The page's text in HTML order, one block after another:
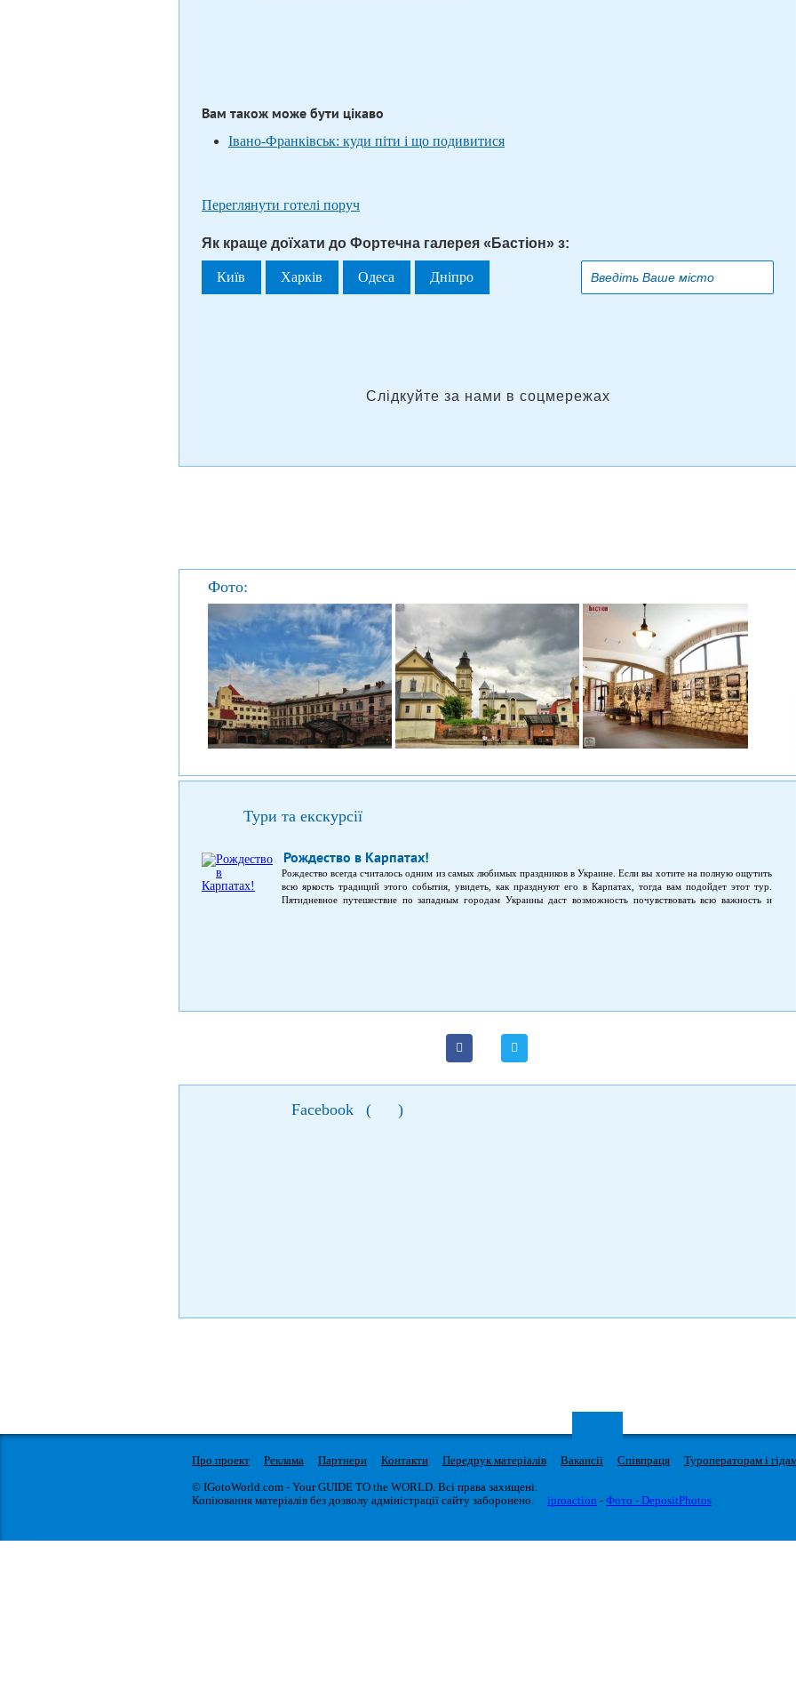
Вам також може бути цікаво
Івано-Франківськ: куди піти і що подивитися
Переглянути готелі поруч
Як краще доїхати до Фортечна галерея «Бастіон» з:
Київ Харків Одеса Дніпро
Слідкуйте за нами в соцмережах
Фото:
Тури та екскурсії
Рождество в Карпатах!
Рождество всегда считалось одним из самых любимых праздников в Украине. Если вы хотите на полную ощутить
всю яркость традиций этого события, увидеть, как празднуют его в Карпатах, тогда вам подойдет этот тур.
Пятидневное путешествие по западным городам Украины даст возможность почувствовать всю важность и
Facebook ( )
Про проект Реклама Партнери Контакти Передрук матеріалів Вакансії Співпраця Туроператорам і
© IGotoWorld.com - Your GUIDE TO the WORLD. Всі права захищені.
Копіювання матеріалів без дозволу адміністрації сайту заборонено.
iproaction - Фото - DepositPhotos